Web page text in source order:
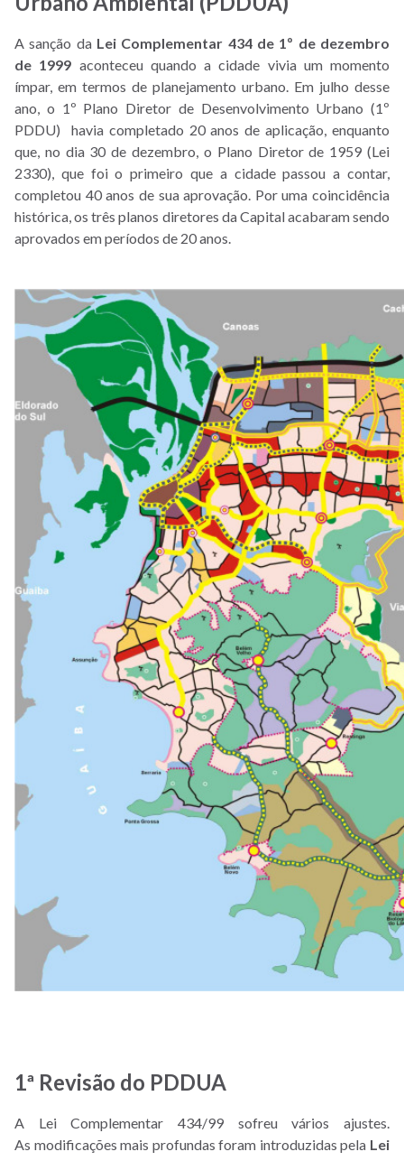
A sanção da Lei Complementar 434 de 1º de dezembro
de 1999 aconteceu quando a cidade vivia um momento
ímpar, em termos de planejamento urbano. Em julho desse
ano, o 1º Plano Diretor de Desenvolvimento Urbano (1º
PDDU) havia completado 20 anos de aplicação, enquanto
que, no dia 30 de dezembro, o Plano Diretor de 1959 (Lei
2330), que foi o primeiro que a cidade passou a contar,
completou 40 anos de sua aprovação. Por uma coincidência
histórica, os três planos diretores da Capital acabaram sendo
aprovados em períodos de 20 anos.
1ª Revisão do PDDUA
A Lei Complementar 434/99 sofreu vários ajustes.
As modificações mais profundas foram introduzidas pela Lei